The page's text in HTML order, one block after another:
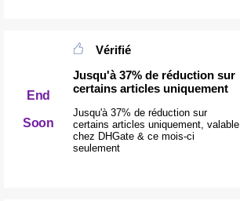
End
Soon
Vérifié
Jusqu'à 37% de réduction sur
certains articles uniquement
Jusqu'à 37% de réduction sur
certains articles uniquement, valable
chez DHGate & ce mois-ci
seulement